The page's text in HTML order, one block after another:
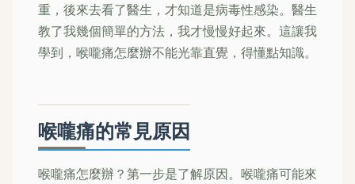
重，後來去看了醫生，才知道是病毒性感染。醫生
教了我幾個簡單的方法，我才慢慢好起來。這讓我
學到，喉嚨痛怎麼辦不能光靠直覺，得懂點知識。
喉嚨痛的常見原因
喉嚨痛怎麼辦？第一步是了解原因。喉嚨痛可能來